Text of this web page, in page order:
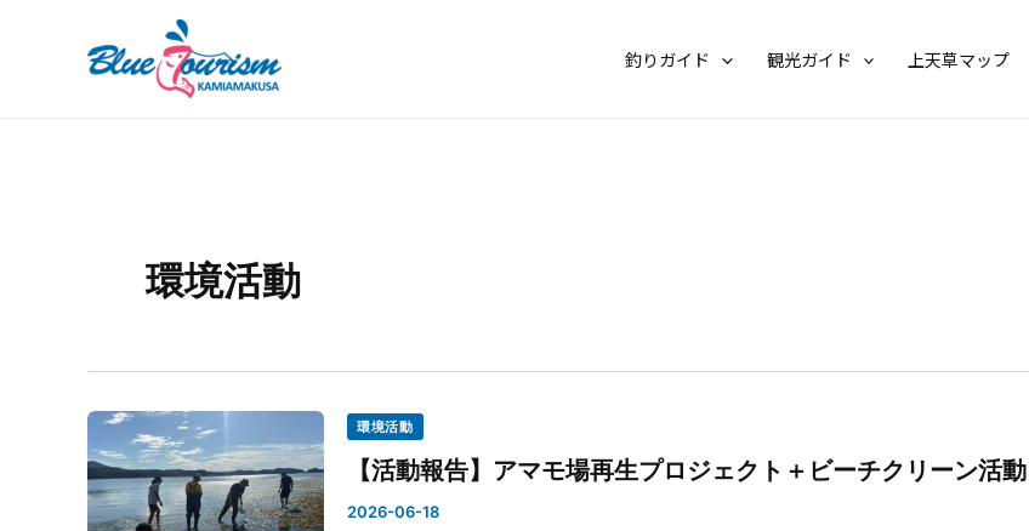
釣りガイド 観光ガイド 上天草マップ
環境活動
環境活動
【活動報告】アマモ場再生プロジェクト＋ビーチクリーン活動
2026-06-18
稿
の